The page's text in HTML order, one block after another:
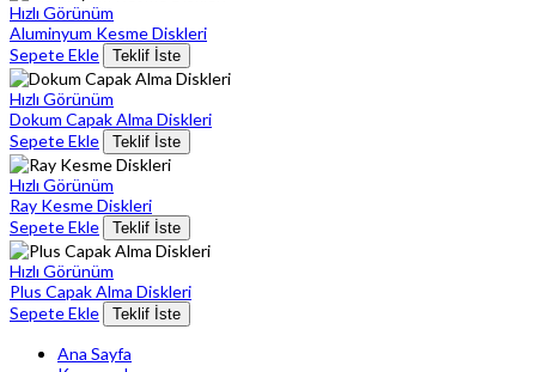
Hızlı Görünüm
Aluminyum Kesme Diskleri
Sepete Ekle
Teklif İste
Hızlı Görünüm
Dokum Capak Alma Diskleri
Sepete Ekle
Teklif İste
Hızlı Görünüm
Ray Kesme Diskleri
Sepete Ekle
Teklif İste
Hızlı Görünüm
Plus Capak Alma Diskleri
Sepete Ekle
Teklif İste
Ana Sayfa